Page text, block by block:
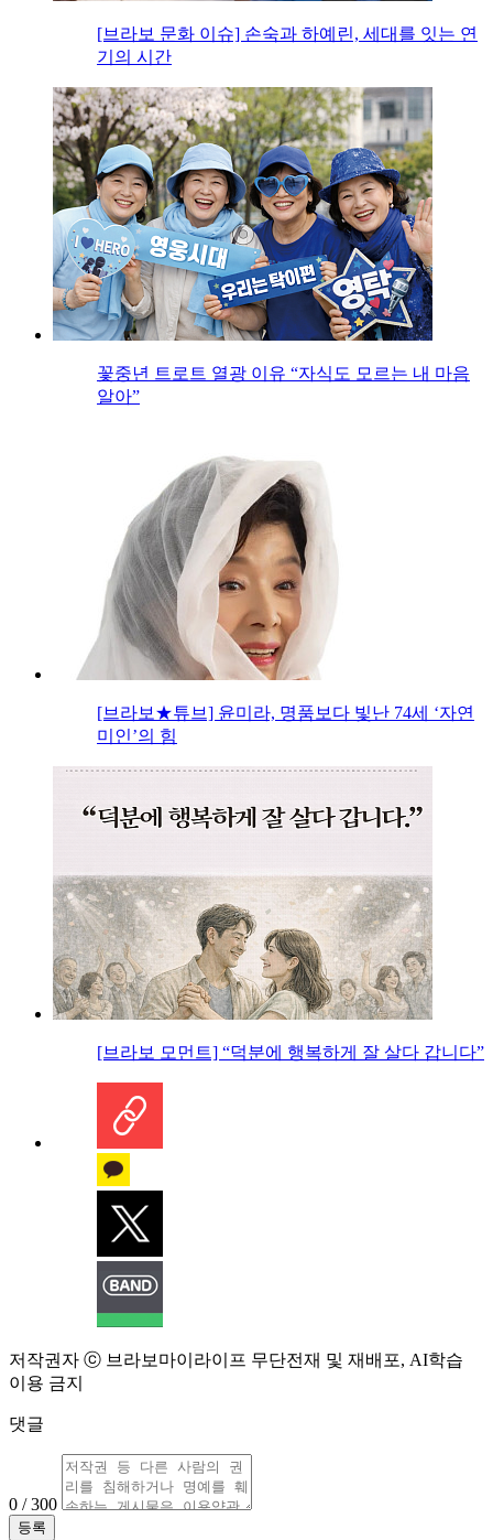
[브라보 문화 이슈] 손숙과 하예린, 세대를 잇는 연
기의 시간
꽃중년 트로트 열광 이유 “자식도 모르는 내 마음
알아”
[브라보★튜브] 윤미라, 명품보다 빛난 74세 ‘자연
미인’의 힘
[브라보 모먼트] “덕분에 행복하게 잘 살다 갑니다”
저작권자 ⓒ 브라보마이라이프 무단전재 및 재배포, AI학습
이용 금지
댓글
0 / 300